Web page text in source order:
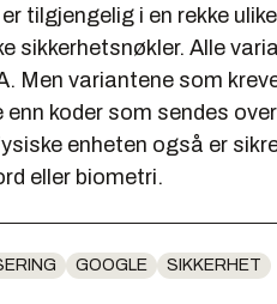
tilgjengelig i en rekke
sikkerhetsnøkler. Alle
Men variantene som
koder som sendes
enheten også er
eller biometri.
GOOGLE SIKKERHET